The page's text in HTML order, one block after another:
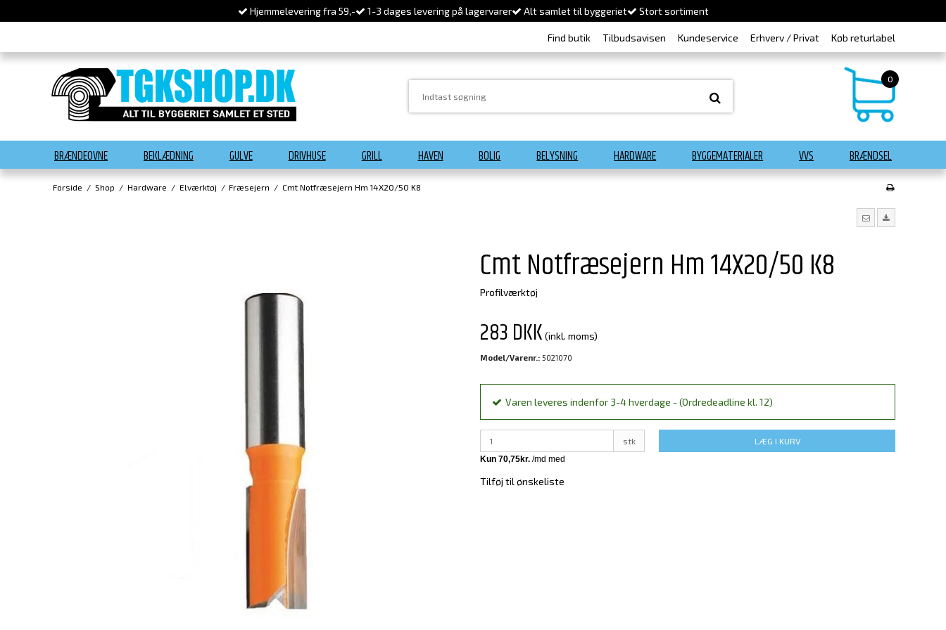
Hjemmelevering fra 59,- 1-3 dages levering på lagervarer Alt samlet til byggeriet Stort sortiment
Find butik Tilbudsavisen Kundeservice Erhverv / Privat Køb returlabel
0
BRÆNDEOVNE BEKLÆDNING GULVE DRIVHUSE GRILL HAVEN BOLIG BELYSNING HARDWARE BYGGEMATERIALER VVS BRÆNDSEL
Forside / Shop / Hardware / Elværktøj / Fræsejern / Cmt Notfræsejern Hm 14X20/50 K8
Cmt Notfræsejern Hm 14X20/50 K8
Profilværktøj
283 DKK (inkl. moms)
Model/Varenr.: 5021070
Varen leveres indenfor 3-4 hverdage - (Ordredeadline kl. 12)
stk LÆG I KURV
Tilføj til ønskeliste